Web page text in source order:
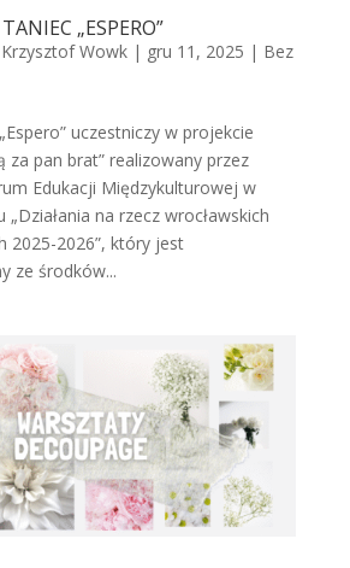
„ESPERO”
Krzysztof Wowk| gru 11, 2025 | Bez
uczestniczy w projekcie
za pan brat” realizowany przez
Edukacji Międzykulturowej w
na rzecz wrocławskich
2025-2026”, który jest
ze środków...